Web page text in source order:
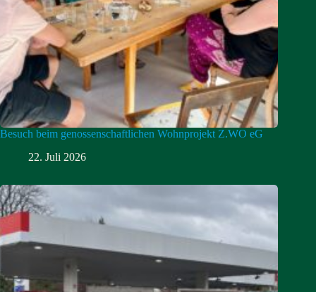
Besuch beim genossenschaftlichen Wohnprojekt Z.WO eG
22. Juli 2026